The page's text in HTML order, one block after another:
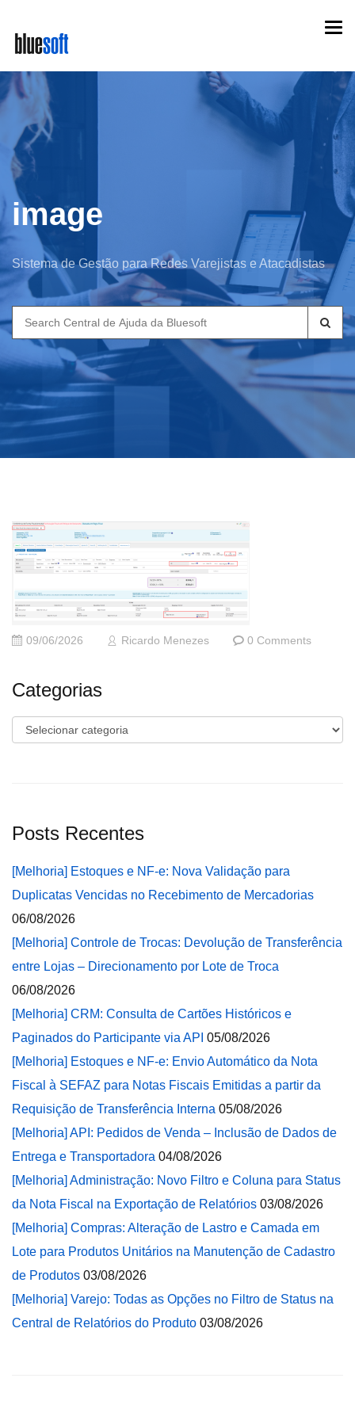
main
content
image
Sistema de Gestão para Redes Varejistas e Atacadistas
Search
for:
09/06/2026 Ricardo Menezes 0 Comments
Categorias
Categorias
Posts Recentes
[Melhoria] Estoques e NF-e: Nova Validação para
Duplicatas Vencidas no Recebimento de Mercadorias
06/08/2026
[Melhoria] Controle de Trocas: Devolução de Transferência
entre Lojas – Direcionamento por Lote de Troca
06/08/2026
[Melhoria] CRM: Consulta de Cartões Históricos e
Paginados do Participante via API 05/08/2026
[Melhoria] Estoques e NF-e: Envio Automático da Nota
Fiscal à SEFAZ para Notas Fiscais Emitidas a partir da
Requisição de Transferência Interna 05/08/2026
[Melhoria] API: Pedidos de Venda – Inclusão de Dados de
Entrega e Transportadora 04/08/2026
[Melhoria] Administração: Novo Filtro e Coluna para Status
da Nota Fiscal na Exportação de Relatórios 03/08/2026
[Melhoria] Compras: Alteração de Lastro e Camada em
Lote para Produtos Unitários na Manutenção de Cadastro
de Produtos 03/08/2026
[Melhoria] Varejo: Todas as Opções no Filtro de Status na
Central de Relatórios do Produto 03/08/2026